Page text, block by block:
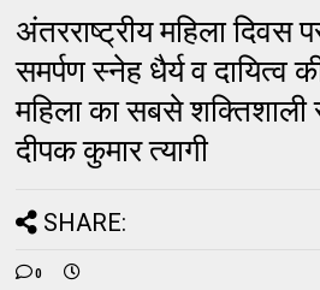
अंतरराष्ट्रीय महिला दिवस
समर्पण स्नेह धैर्य व दायित्व
महिला का सबसे
दीपक कुमार त्यागी
SHARE:
0